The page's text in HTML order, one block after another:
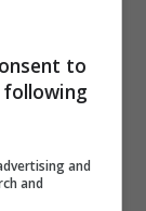
to
and
and